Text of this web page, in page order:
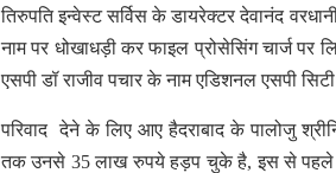
तिरुपति इन्वेस्ट सर्विस के डायरेक्टर देवानंद
नाम पर धोखाधड़ी कर फाइल प्रोसेसिंग चार्ज
एसपी डॉ राजीव पचार के नाम एडिशनल एसपी
परिवाद देने के लिए आए हैदराबाद के पालोजु
तक उनसे 35 लाख रुपये हड़प चुके है, इस से पहले भी